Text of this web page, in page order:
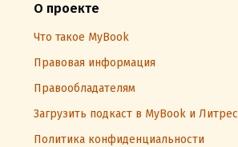
О проекте
Что такое MyBook
Правовая информация
Правообладателям
Загрузить подкаст в MyBook и Литрес
Политика конфиденциальности